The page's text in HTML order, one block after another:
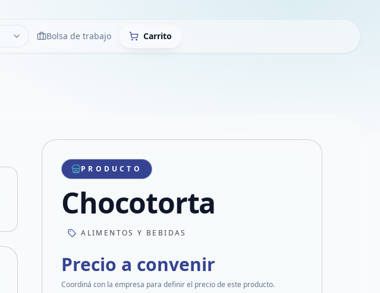
LimpiarBolsa de trabajo Carrito
Compartir producto
Compartir por WhatsApp
Compartir por mail
Compartir en Facebook
PRODUCTO
Chocotorta
ALIMENTOS Y BEBIDAS
Precio a convenir
Coordiná con la empresa para definir el precio de este producto.